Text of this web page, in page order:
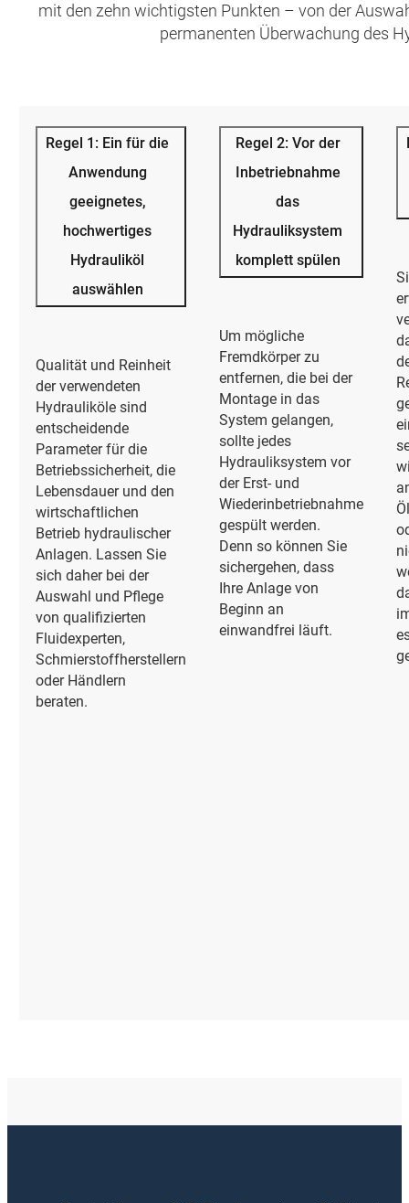
mit den zehn wichtigsten Punkten – von der
permanenten Überwachung des
Regel 1: Ein für die
Anwendung
geeignetes,
hochwertiges
Hydrauliköl
auswählen
Qualität und Reinheit
der verwendeten
Hydrauliköle sind
entscheidende
Parameter für die
Betriebssicherheit, die
Lebensdauer und den
wirtschaftlichen
Betrieb hydraulischer
Anlagen. Lassen Sie
sich daher bei der
Auswahl und Pflege
von qualifizierten
Fluidexperten,
Schmierstoffherstellern
oder Händlern
beraten.
Regel 2: Vor der
Inbetriebnahme
das
Hydrauliksystem
komplett spülen
Um mögliche
Fremdkörper zu
entfernen, die bei der
Montage in das
System gelangen,
sollte jedes
Hydrauliksystem vor
der Erst- und
Wiederinbetriebnahme
gespült werden.
Denn so können Sie
sichergehen, dass
Ihre Anlage von
Beginn an
einwandfrei läuft.